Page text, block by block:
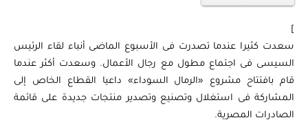
سعدت كثيرا عندما تصدرت فى الأسبوع الماضى أنباء لقاء الرئيس
السيسى فى اجتماع مطول مع رجال الأعمال. وسعدت أكثر عندما
قام بافتتاح مشروع «الرمال السوداء» داعيا القطاع الخاص إلى
المشاركة فى استغلال وتصنيع وتصدير منتجات جديدة على قائمة
الصادرات المصرية.